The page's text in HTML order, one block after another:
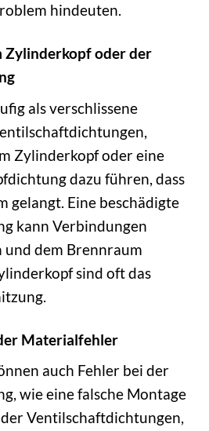
hindeuten.
Zylinderkopf oder der
als verschlissene
Zylinderkopf oder eine
dazu führen, dass
gelangt. Eine beschädigte
kann Verbindungen
und dem Brennraum
sind oft das
Materialfehler
auch Fehler bei der
wie eine falsche Montage
Ventilschaftdichtungen,